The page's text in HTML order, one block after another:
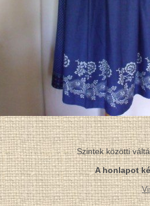
Szintek közötti
A honlapot